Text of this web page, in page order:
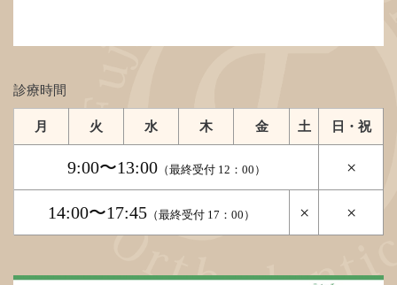
診療時間
月 火 水 木 金 土 日・祝
9:00〜13:00（最終受付 12：00） ×
14:00〜17:45 （最終受付 17：00） × ×